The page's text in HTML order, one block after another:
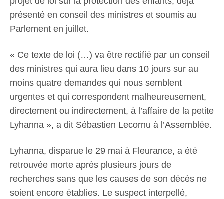
présenté en conseil des ministres et soumis au
Parlement en juillet.
« Ce texte de loi (…) va être rectifié par un conseil
des ministres qui aura lieu dans 10 jours sur au
moins quatre demandes qui nous semblent
urgentes et qui correspondent malheureusement,
directement ou indirectement, à l’affaire de la petite
Lyhanna », a dit Sébastien Lecornu à l’Assemblée.
Lyhanna, disparue le 29 mai à Fleurance, a été
retrouvée morte après plusieurs jours de
recherches sans que les causes de son décès ne
soient encore établies. Le suspect interpellé,